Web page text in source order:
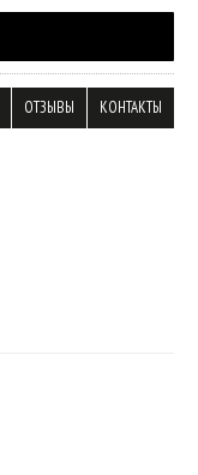
ОТЗЫВЫ КОНТАКТЫ